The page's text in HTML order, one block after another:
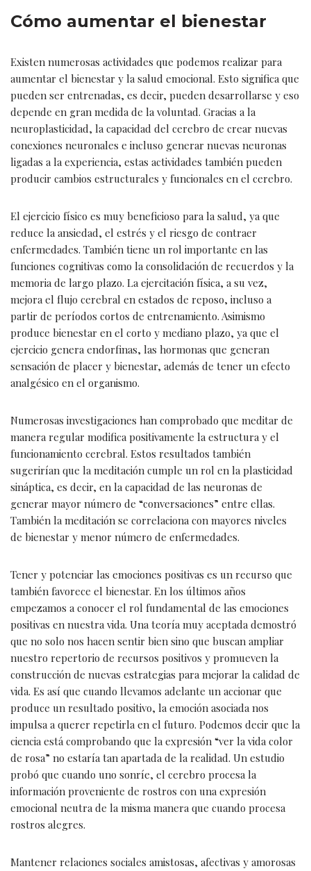
Cómo aumentar el bienestar
Existen numerosas actividades que podemos realizar para
aumentar el bienestar y la salud emocional. Esto significa que
pueden ser entrenadas, es decir, pueden desarrollarse y eso
depende en gran medida de la voluntad. Gracias a la
neuroplasticidad, la capacidad del cerebro de crear nuevas
conexiones neuronales e incluso generar nuevas neuronas
ligadas a la experiencia, estas actividades también pueden
producir cambios estructurales y funcionales en el cerebro.
El ejercicio físico es muy beneficioso para la salud, ya que
reduce la ansiedad, el estrés y el riesgo de contraer
enfermedades. También tiene un rol importante en las
funciones cognitivas como la consolidación de recuerdos y la
memoria de largo plazo. La ejercitación física, a su vez,
mejora el flujo cerebral en estados de reposo, incluso a
partir de períodos cortos de entrenamiento. Asimismo
produce bienestar en el corto y mediano plazo, ya que el
ejercicio genera endorfinas, las hormonas que generan
sensación de placer y bienestar, además de tener un efecto
analgésico en el organismo.
Numerosas investigaciones han comprobado que meditar de
manera regular modifica positivamente la estructura y el
funcionamiento cerebral. Estos resultados también
sugerirían que la meditación cumple un rol en la plasticidad
sináptica, es decir, en la capacidad de las neuronas de
generar mayor número de “conversaciones” entre ellas.
También la meditación se correlaciona con mayores niveles
de bienestar y menor número de enfermedades.
Tener y potenciar las emociones positivas es un recurso que
también favorece el bienestar. En los últimos años
empezamos a conocer el rol fundamental de las emociones
positivas en nuestra vida. Una teoría muy aceptada demostró
que no solo nos hacen sentir bien sino que buscan ampliar
nuestro repertorio de recursos positivos y promueven la
construcción de nuevas estrategias para mejorar la calidad de
vida. Es así que cuando llevamos adelante un accionar que
produce un resultado positivo, la emoción asociada nos
impulsa a querer repetirla en el futuro. Podemos decir que la
ciencia está comprobando que la expresión “ver la vida color
de rosa” no estaría tan apartada de la realidad. Un estudio
probó que cuando uno sonríe, el cerebro procesa la
información proveniente de rostros con una expresión
emocional neutra de la misma manera que cuando procesa
rostros alegres.
Mantener relaciones sociales amistosas, afectivas y amorosas